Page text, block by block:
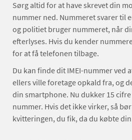
Sørg altid for at have skrevet din
nummer ned. Nummeret svarer til
og politiet bruger nummeret, når
efterlyses. Hvis du kender
for at få telefonen tilbage.
Du kan finde dit IMEI-nummer ved
ellers ville foretage opkald fra, og
din smartphone. Nu dukker 15 cifre
nummer. Hvis det ikke virker, så
kvitteringen, du fik, da du købte